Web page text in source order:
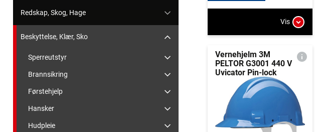
Redskap, Skog, Hage
Beskyttelse, Klær, Sko
Sperreutstyr
Brannsikring
Førstehjelp
Hansker
Hudpleie
Vis
Vernehjelm 3M
PELTOR G3001 440 V
Uvicator Pin-lock